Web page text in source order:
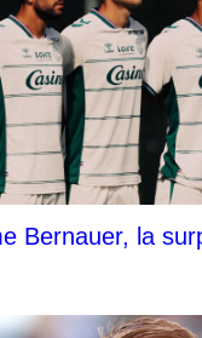
Bernauer, la